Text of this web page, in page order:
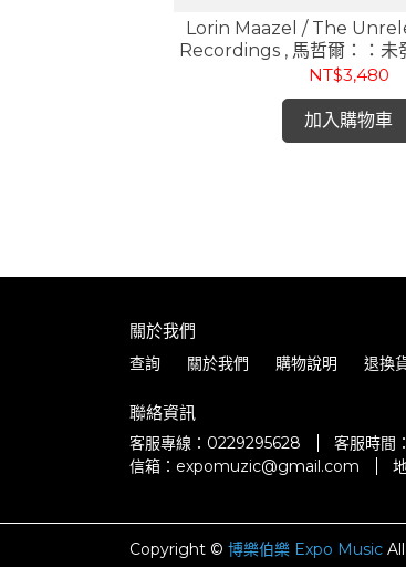
Lorin Maazel / The
Recordings , 馬哲爾：：未
林廣播公
NT$3,480
加入購物車
關於我們
查詢 關於我們 購物說明 退換
聯絡資訊
客服專線：0229295628
客服時間
信箱：expomuzic@gmail.com
Copyright © 博樂伯樂 Expo Music